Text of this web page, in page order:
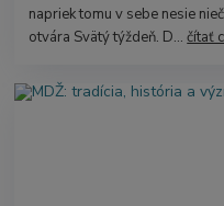
napriek tomu v sebe nesie
otvára Svätý týždeň. D...čítať